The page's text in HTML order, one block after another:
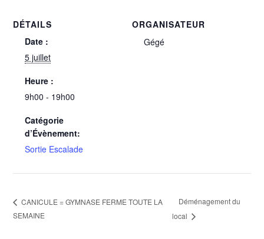
DÉTAILS
Date :
5 juillet
Heure :
9h00 - 19h00
Catégorie
d’Évènement:
Sortie Escalade
ORGANISATEUR
Gégé
CANICULE = GYMNASE FERME TOUTE LA
SEMAINE
Déménagement du
local